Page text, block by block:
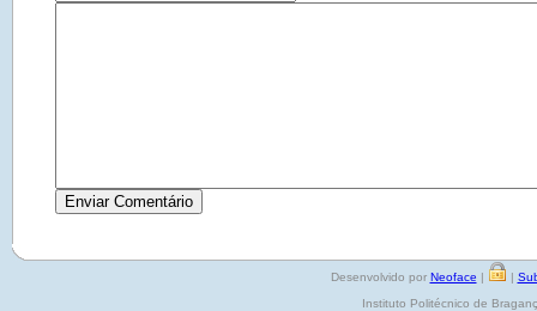
Desenvolvido por Neoface | |
Instituto Politécnico de